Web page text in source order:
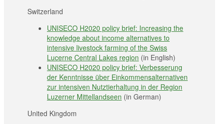
Switzerland
UNISECO H2020 policy brief: Increasing the
knowledge about income alternatives to
intensive livestock farming of the Swiss
Lucerne Central Lakes region (in English)
UNISECO H2020 policy brief: Verbesserung
der Kenntnisse über Einkommensalternativen
zur intensiven Nutztierhaltung in der Region
Luzerner Mittellandseen (in German)
United Kingdom